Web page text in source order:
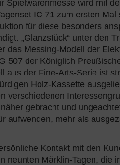
Spielwarenmesse wird mit
IC 71 zum ersten Mal
für diese besonders
„Glanzstück“ unter den
das Messing-Modell der
507 der Königlich
aus der Fine-Arts-Serie ist
Holz-Kassette
verschiedenen
gebracht und
aufwenden, mehr als
Kontakt mit den
neunten Märklin-Tagen, die